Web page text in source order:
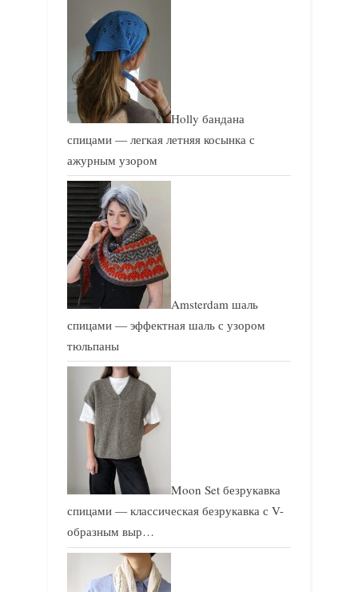
Holly бандана
спицами — легкая летняя косынка с
ажурным узором
Amsterdam шаль
спицами — эффектная шаль с узором
тюльпаны
Moon Set безрукавка
спицами — классическая безрукавка с V-
образным выр…